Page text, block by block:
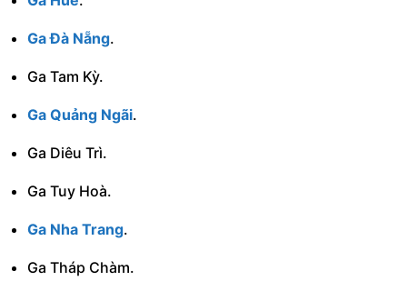
Ga Đà Nẵng.
Ga Tam Kỳ.
Ga Quảng Ngãi.
Ga Diêu Trì.
Ga Tuy Hoà.
Ga Nha Trang.
Ga Tháp Chàm.